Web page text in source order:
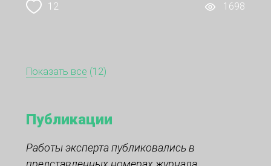
12 1698
Показать все (12)
Публикации
Работы эксперта публиковались в